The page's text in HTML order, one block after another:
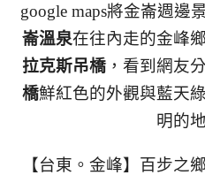
google maps將金崙週邊
崙溫泉在往內走的金峰
拉克斯吊橋，看到網友
橋鮮紅色的外觀與藍天
明的
【台東。金峰】百步之